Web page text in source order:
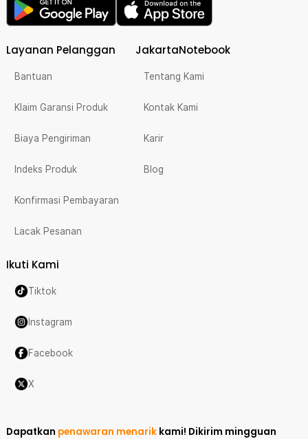
Layanan Pelanggan
Bantuan
Klaim Garansi Produk
Biaya Pengiriman
Indeks Produk
Konfirmasi Pembayaran
Lacak Pesanan
JakartaNotebook
Tentang Kami
Kontak Kami
Karir
Blog
Ikuti Kami
Tiktok
Instagram
Facebook
X
Dapatkan penawaran menarik kami! Dikirim mingguan